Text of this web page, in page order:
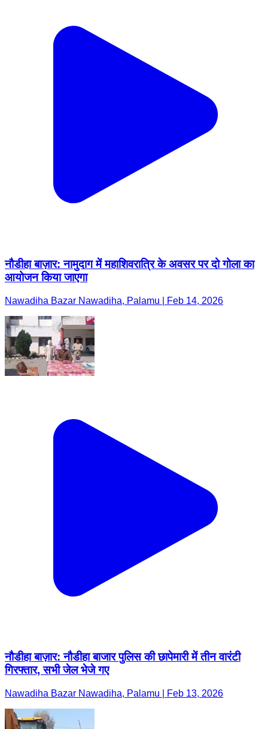
नौडीहा बाज़ार: नामुदाग में महाशिवरात्रि के अवसर पर दो गोला का
आयोजन किया जाएगा
Nawadiha Bazar Nawadiha, Palamu | Feb 14, 2026
नौडीहा बाज़ार: नौडीहा बाजार पुलिस की छापेमारी में तीन वारंटी
गिरफ्तार, सभी जेल भेजे गए
Nawadiha Bazar Nawadiha, Palamu | Feb 13, 2026